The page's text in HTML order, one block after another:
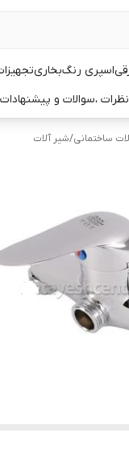
اسپری رنگبخاری
نظرات ،سوالات و پیشنهادات
ساختمانی/شیر آلات